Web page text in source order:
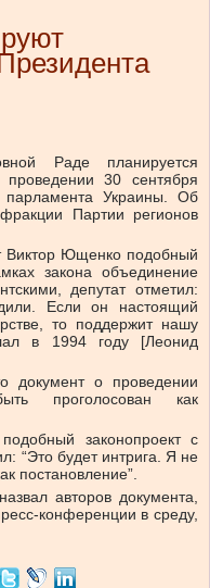
Раде планируется
проведении 30 сентября
Украины. Об
Партии регионов
Виктор Ющенко подобный
закона объединение
депутат отметил:
Если он настоящий
то поддержит нашу
в 1994 году [Леонид
документ о проведении
проголосован как
законопроект с
“Это будет интрига. Я не
постановление”.
авторов документа,
конференции в среду,